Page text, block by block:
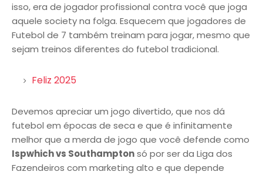
isso, era de jogador profissional contra você que joga
aquele society na folga. Esquecem que jogadores de
Futebol de 7 também treinam para jogar, mesmo que
sejam treinos diferentes do futebol tradicional.
Feliz 2025
Devemos apreciar um jogo divertido, que nos dá
futebol em épocas de seca e que é infinitamente
melhor que a merda de jogo que você defende como
Ispwhich vs Southamptonsó por ser da Liga dos
Fazendeiros com marketing alto e que depende